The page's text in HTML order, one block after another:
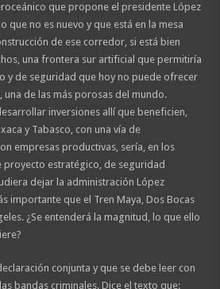
que propone el presidente López
que no es nuevo y que está en la mesa
de ese corredor, si está bien
una frontera sur artificial que permitiría
y de seguridad que hoy no puede ofrecer
de las más porosas del mundo.
inversiones allí que beneficien,
y Tabasco, con una vía de
empresas productivas, sería, en los
proyecto estratégico, de seguridad
dejar la administración López
importante que el Tren Maya, Dos Bocas
¿Se entenderá la magnitud, lo que ello
conjunta y que se debe leer con
bandas criminales. Dice el texto que: